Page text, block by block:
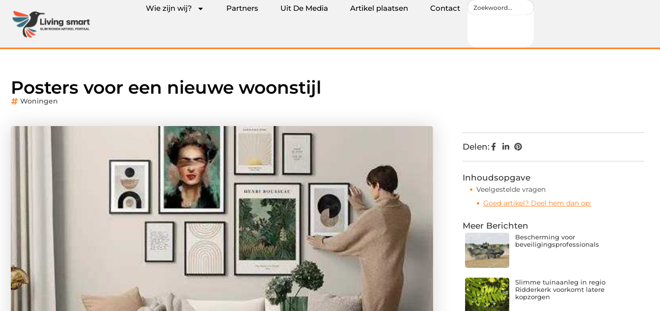
Wie zijn wij? Partners Uit De Media Artikel plaatsen Contact
Posters voor een nieuwe woonstijl
Woningen
Delen:
Inhoudsopgave
Veelgestelde vragen
Goed artikel? Deel hem dan op:
Meer Berichten
Bescherming voor
beveiligingsprofessionals
Slimme tuinaanleg in regio
Ridderkerk voorkomt latere
kopzorgen